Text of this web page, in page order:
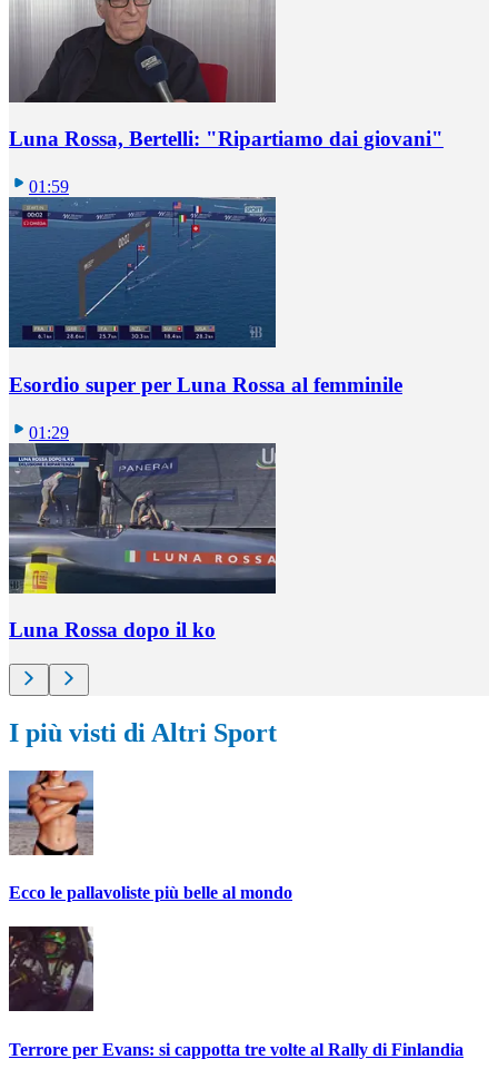
Luna Rossa, Bertelli: "Ripartiamo dai giovani"
01:59
Esordio super per Luna Rossa al femminile
01:29
Luna Rossa dopo il ko
I più visti di Altri Sport
Ecco le pallavoliste più belle al mondo
Terrore per Evans: si cappotta tre volte al Rally di Finlandia